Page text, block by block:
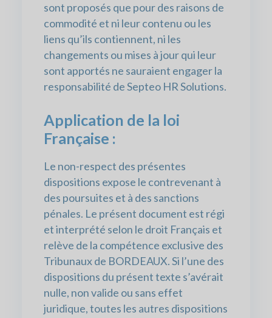
sont proposés que pour des raisons de
commodité et ni leur contenu ou les
liens qu’ils contiennent, ni les
changements ou mises à jour qui leur
sont apportés ne sauraient engager la
responsabilité de Septeo HR Solutions.
Application de la loi
Française :
Le non-respect des présentes
dispositions expose le contrevenant à
des poursuites et à des sanctions
pénales. Le présent document est régi
et interprété selon le droit Français et
relève de la compétence exclusive des
Tribunaux de BORDEAUX. Si l’une des
dispositions du présent texte s’avérait
nulle, non valide ou sans effet
juridique, toutes les autres dispositions